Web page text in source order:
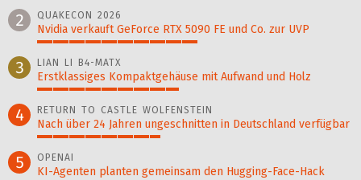
2 QUAKECON 2026
Nvidia verkauft GeForce RTX 5090 FE und Co. zur UVP
3 LIAN LI B4-MATX
Erstklassiges Kompaktgehäuse mit Aufwand und Holz
4 RETURN TO CASTLE WOLFENSTEIN
Nach über 24 Jahren ungeschnitten in Deutschland verfügbar
5 OPENAI
KI-Agenten planten gemein­sam den Hugging-Face-Hack